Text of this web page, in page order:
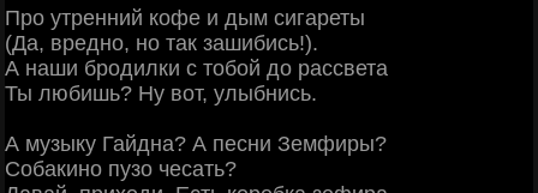
Про утренний кофе и дым сигареты
(Да, вредно, но так зашибись!).
А наши бродилки с тобой до рассвета
Ты любишь? Ну вот, улыбнись.
А музыку Гайдна? А песни Земфиры?
Собакино пузо чесать?